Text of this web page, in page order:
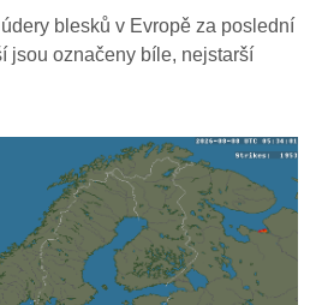
blesků v Evropě za poslední
jsou označeny bíle, nejstarší